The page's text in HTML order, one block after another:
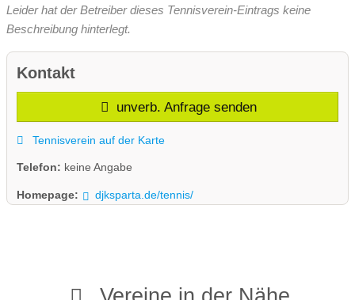
Leider hat der Betreiber dieses Tennisverein-Eintrags keine
Beschreibung hinterlegt.
Kontakt
unverb. Anfrage senden
Tennisverein auf der Karte
Telefon: keine Angabe
Homepage: djksparta.de/tennis/